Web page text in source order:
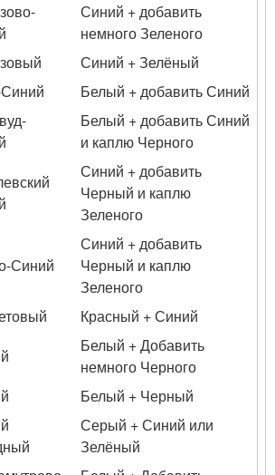
Синий + добавить
немного Зеленого
Синий + Зелёный
Белый + добавить Синий
Белый + добавить Синий
и каплю Черного
Синий + добавить
Черный и каплю
Зеленого
Синий
Синий + добавить
Черный и каплю
Зеленого
Красный + Синий
Белый + Добавить
немного Черного
Белый + Черный
Серый + Синий или
Зелёный